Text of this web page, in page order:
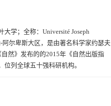
学；全称：Université Joseph
尔卑斯大区，是由著名科学家约瑟夫
然》发布的的2015年《自然出版指
列全球五十强科研机构。